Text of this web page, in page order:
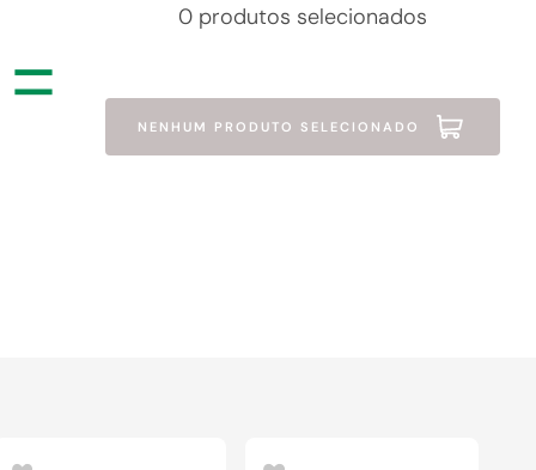
= 0 produtos selecionados
NENHUM PRODUTO SELECIONADO